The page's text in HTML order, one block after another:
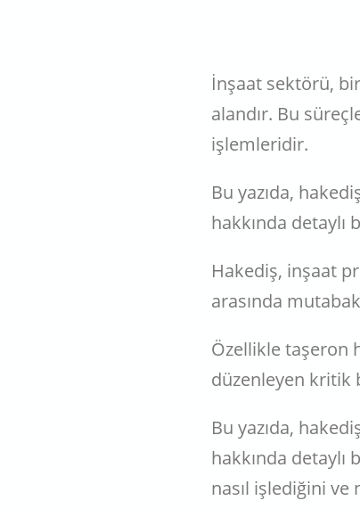
İnşaat sektörü,
alandır. Bu
işlemleridir.
Bu yazıda,
hakkında detaylı
Hakediş, inşaat
arasında
Özellikle taşeron
düzenleyen kritik
Bu yazıda,
hakkında detaylı
nasıl işlediğini